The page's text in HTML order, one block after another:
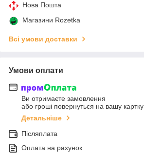
Нова Пошта
Магазини Rozetka
Всі умови доставки
Умови оплати
Ви отримаєте замовлення
або гроші повернуться на вашу картку
Детальніше
Післяплата
Оплата на рахунок